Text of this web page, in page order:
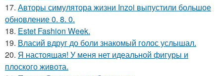
17. Авторы симулятора жизни Inzoi выпустили большое
обновление 0. 8. 0.
18. Estet Fashion Week.
19. Власий вдруг до боли знакомый голос услышал.
20. Я настоящая! У меня нет идеальной фигуры и
плоского живота.